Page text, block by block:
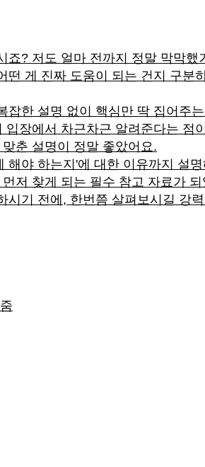
죠? 저도 얼마 전까지 정말 막막했
게 진짜 도움이 되는 건지 구분
잡한 설명 없이 핵심만 딱 집어주는
장에서 차근차근 알려준다는 점
춘 설명이 정말 좋았어요.
야 하는지'에 대한 이유까지 설
저 찾게 되는 필수 참고 자료가 되
기 전에, 한번쯤 살펴보시길 강